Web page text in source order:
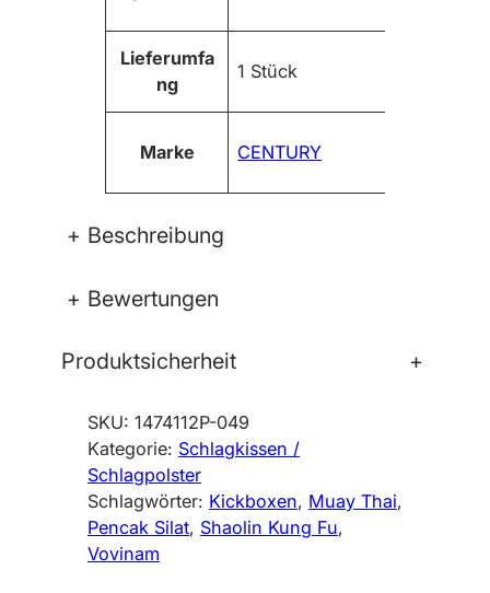
r
t
e
n
g
e
Lieferumfa
ng
1 Stück
Marke CENTURY
+ Beschreibung
+ Bewertungen
Produktsicherheit +
SKU: 1474112P-049
Kategorie: Schlagkissen /
Schlagpolster
Schlagwörter: Kickboxen, Muay Thai
Pencak Silat, Shaolin Kung Fu
Vovinam